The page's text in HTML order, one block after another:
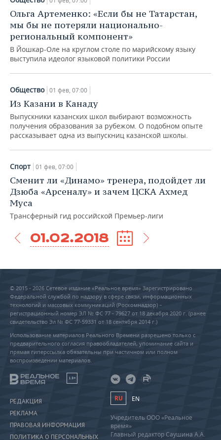
Ольга Артеменко: «Если бы не Татарстан,
мы бы не потеряли национально-
региональный компонент»
В Йошкар-Оле на круглом столе по марийскому языку
выступила идеолог языковой политики России
Общество 01 фев, 07:00
Из Казани в Канаду
Выпускники казанских школ выбирают возможность
получения образования за рубежом. О подобном опыте
рассказывает одна из выпускниц казанской школы.
Спорт 01 фев, 07:00
Сменит ли «Динамо» тренера, подойдет ли
Дзюба «Арсеналу» и зачем ЦСКА Ахмед
Муса
Трансферный гид российской Премьер-лиги
01.02.2018
© 2015 - 2026 Сетевое издание «Реальное время» Зарегистрировано
Федеральной службой по надзору в сфере связи, информационных
технологий и массовых коммуникаций (Роскомнадзор) –
регистрационный номер ЭЛ № ФС 77 - 79627 от 18 декабря 2020 г. (ранее
свидетельство Эл № ФС 77-59331 от 18 сентября 2014 г.)
Использование материалов Реального Времени разрешено только с
предварительного согласия правообладателей, упоминание сайта и
прямая гиперссылка обязательны при частичном или полном
воспроизведении материалов.
18+
РЕДАКЦИЯ
РЕКЛАМА
ПРАВОВАЯ ИНФОРМАЦИЯ
ПОЛИТИКА О ПЕРСОНАЛЬНЫХ
RU EN
Учредитель ООО «Реальное
время»
Главный редактор Саушина А.А.